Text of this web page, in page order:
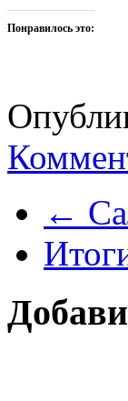
Понравилось это:
←